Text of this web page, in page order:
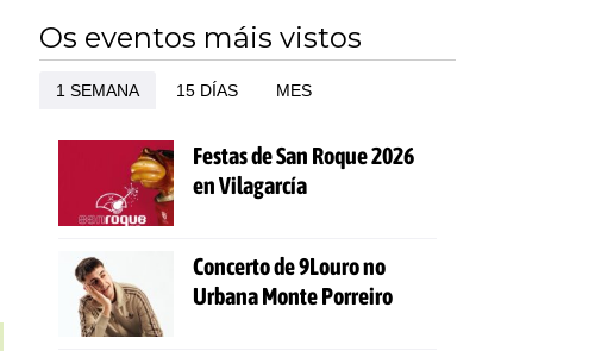
Os eventos máis vistos
1 SEMANA 15 DÍAS MES
Festas de San Roque 2026
en Vilagarcía
Concerto de 9Louro no
Urbana Monte Porreiro